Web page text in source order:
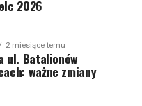
2026
2 miesiące temu
ul. Batalionów
ważne zmiany